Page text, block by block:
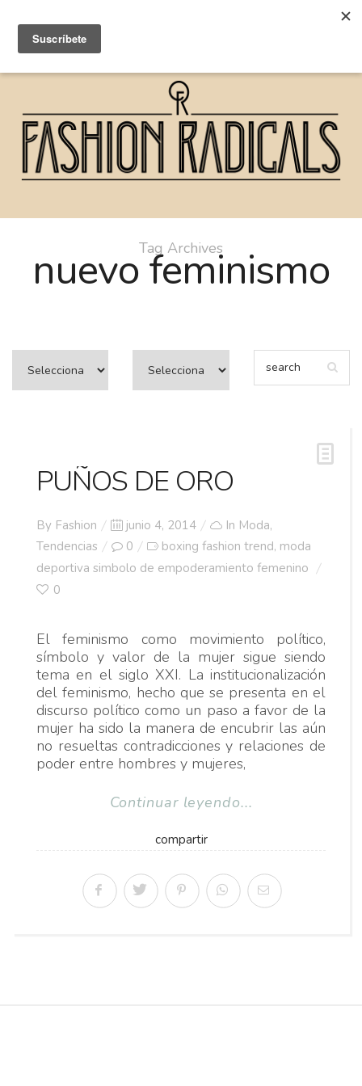
Tag Archives
nuevo feminismo
PUÑOS DE ORO
By Fashion
Posted
on
junio 4, 2014 In Moda,
Tendencias
0 boxing fashion trend, moda
deportiva simbolo de empoderamiento femenino
0
El feminismo como movimiento político,
símbolo y valor de la mujer sigue siendo
tema en el siglo XXI. La institucionalización
del feminismo, hecho que se presenta en el
discurso político como un paso a favor de la
mujer ha sido la manera de encubrir las aún
no resueltas contradicciones y relaciones de
poder entre hombres y mujeres,
Continuar leyendo...
compartir